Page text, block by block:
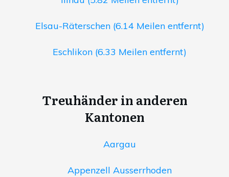
Elsau-Räterschen (6.14 Meilen entfernt)
Eschlikon (6.33 Meilen entfernt)
Treuhänder in anderen
Kantonen
Aargau
Appenzell Ausserrhoden